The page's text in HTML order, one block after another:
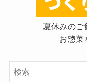
夏休みのご
お惣菜